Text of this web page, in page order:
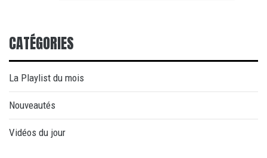
CATÉGORIES
La Playlist du mois
Nouveautés
Vidéos du jour